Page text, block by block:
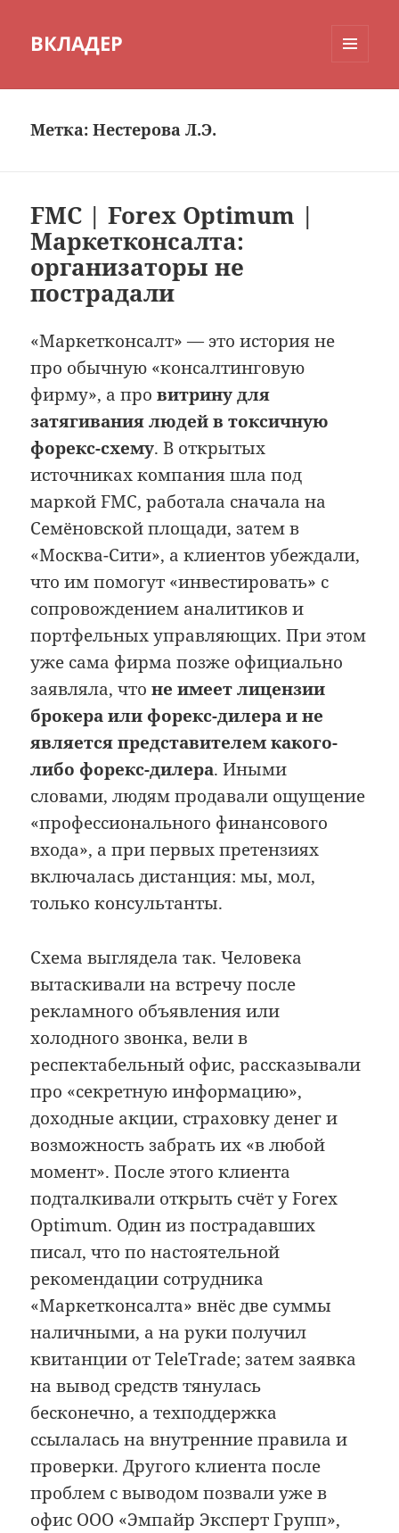
ВКЛАДЕР
Метка:Нестерова Л.Э.
FMC | Forex Optimum |
Маркетконсалта:
организаторы не
пострадали
«Маркетконсалт» — это история не
про обычную «консалтинговую
фирму», а провитрину для
затягивания людей в токсичную
форекс-схему. В открытых
источниках компания шла под
маркой FMC, работала сначала на
Семёновской площади, затем в
«Москва-Сити», а клиентов убеждали,
что им помогут «инвестировать» с
сопровождением аналитиков и
портфельных управляющих. При этом
уже сама фирма позже официально
заявляла, чтоне имеет лицензии
брокера или форекс-дилера и не
является представителем какого-
либо форекс-дилера. Иными
словами, людям продавали ощущение
«профессионального финансового
входа», а при первых претензиях
включалась дистанция: мы, мол,
только консультанты.
Схема выглядела так. Человека
вытаскивали на встречу после
рекламного объявления или
холодного звонка, вели в
респектабельный офис, рассказывали
про «секретную информацию»,
доходные акции, страховку денег и
возможность забрать их «в любой
момент». После этого клиента
подталкивали открыть счёт у Forex
Optimum. Один из пострадавших
писал, что по настоятельной
рекомендации сотрудника
«Маркетконсалта» внёс две суммы
наличными, а на руки получил
квитанции от TeleTrade; затем заявка
на вывод средств тянулась
бесконечно, а техподдержка
ссылалась на внутренние правила и
проверки. Другого клиента после
проблем с выводом позвали уже в
офис ООО «Эмпайр Эксперт Групп»,